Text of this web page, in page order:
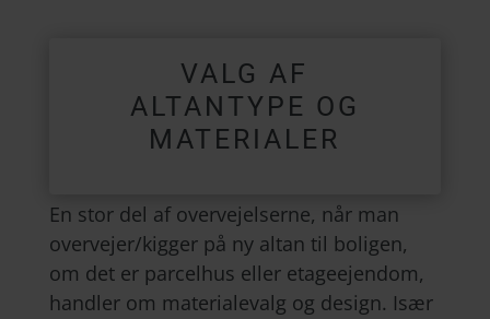
VALG AF
ALTANTYPE OG
MATERIALER
En stor del af overvejelserne, når man
overvejer/kigger på ny altan til boligen,
om det er parcelhus eller etageejendom,
handler om materialevalg og design. Især